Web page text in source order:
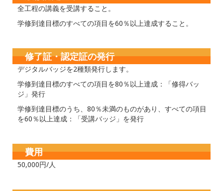
全工程の講義を受講すること。
学修到達目標のすべての項目を60％以上達成すること。
修了証・認定証の発行
デジタルバッジを2種類発行します。
学修到達目標のすべての項目を80％以上達成：「修得バッ
ジ」発行
学修到達目標のうち、80％未満のものがあり、すべての項目
を60％以上達成：「受講バッジ」を発行
費用
50,000円/人